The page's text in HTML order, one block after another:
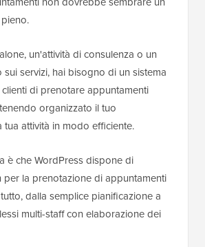
un'attività di consulenza o un
servizi, hai bisogno di un sistema
di prenotare appuntamenti
organizzato il tuo
tua attività in modo efficiente.
è che WordPress dispone di
per la prenotazione di appuntamenti
dalla semplice pianificazione a
multi-staff con elaborazione dei